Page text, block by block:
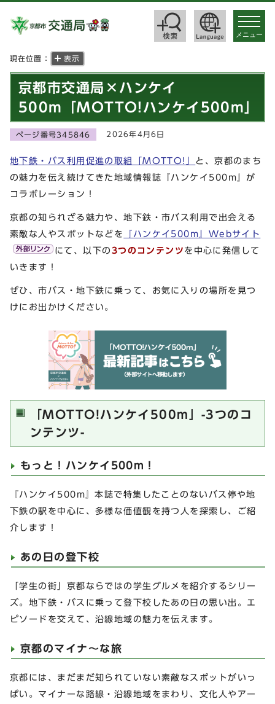
toggle
メニュー
現在位置： 表示
京都市交通局×ハンケイ
500m「MOTTO!ハンケイ500m」
ページ番号345846 2026年4月6日
地下鉄・バス利用促進の取組「MOTTO!」 と、京都のまち
の魅力を伝え続けてきた地域情報誌『ハンケイ500m』が
コラボレーション！
京都の知られざる魅力や、地下鉄・市バス利用で出会える
素敵な人やスポットなどを
『ハンケイ500m』Webサイト
にて、以下の 3つのコンテンツ を中心に発信して
いきます！
ぜひ、市バス・地下鉄に乗って、お気に入りの場所を見つ
けにお出かけください。
「MOTTO!ハンケイ500m」-3つのコ
ンテンツ-
もっと！ハンケイ500m！
『ハンケイ500m』本誌で特集したことのないバス停や地
下鉄の駅を中心に、多様な価値観を持つ人を探索し、ご紹
介します！
あの日の登下校
「学生の街」京都ならではの学生グルメを紹介するシリー
ズ。地下鉄・バスに乗って登下校したあの日の思い出。エ
ピソードを交えて、沿線地域の魅力を伝えます。
京都のマイナ～な旅
京都には、まだまだ知られていない素敵なスポットがいっ
ぱい。マイナーな路線・沿線地域をまわり、文化人やアー